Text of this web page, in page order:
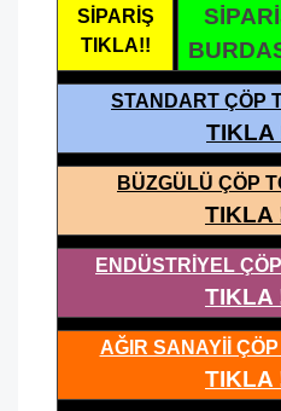
SİPARİŞ
TIKLA!!
STANDART ÇÖP
TIKLA
BÜZGÜLÜ ÇÖP
TIKLA
ENDÜSTRİYEL
TIKLA
AĞIR SANAYİİ
TIKLA